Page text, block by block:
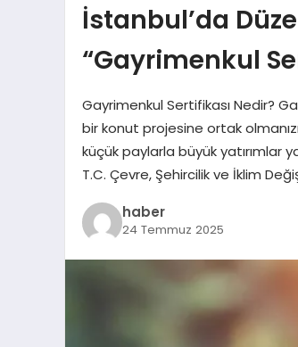
İstanbul’da
“Gayrimenkul
Gayrimenkul Sertifikası Nedir?
bir konut projesine ortak
küçük paylarla büyük yatırımlar
T.C. Çevre, Şehircilik ve İklim
haber
24 Temmuz 2025